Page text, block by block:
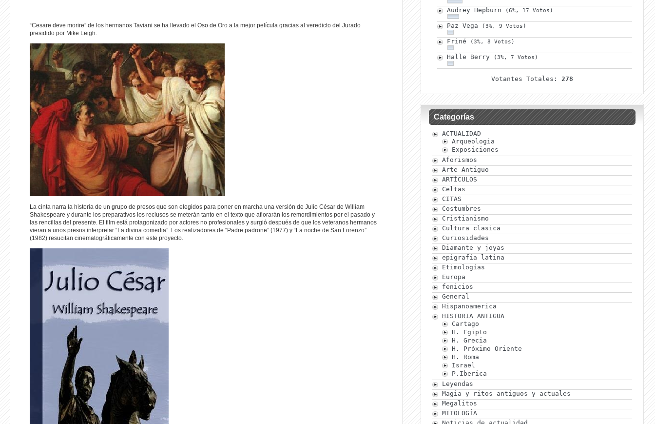
“Cesare deve morire” de los hermanos Taviani se ha llevado el Oso de Oro a la mejor película gracias al veredicto del Jurado
presidido por Mike Leigh.
La cinta narra la historia de un grupo de presos que son elegidos para poner en marcha una versión de Julio César de William
Shakespeare y durante los preparativos los reclusos se meterán tanto en el texto que aflorarán los remordimientos por el pasado y
las rencillas del presente. El film está protagonizado por actores no profesionales y surgió después de que los veteranos hermanos
vieran a unos presos interpretar “La divina comedia”. Los realizadores de “Padre padrone” (1977) y “La noche de San Lorenzo”
(1982) resucitan cinematográficamente con este proyecto.
Audrey Hepburn (6%, 17 Votos)
Paz Vega (3%, 9 Votos)
Friné (3%, 8 Votos)
Halle Berry (3%, 7 Votos)
Votantes Totales: 278
Categorías
ACTUALIDAD
Arqueologia
Exposiciones
Aforismos
Arte Antiguo
ARTÍCULOS
Celtas
CITAS
Costumbres
Cristianismo
Cultura clasica
Curiosidades
Diamante y joyas
epigrafia latina
Etimologías
Europa
fenicios
General
Hispanoamerica
HISTORIA ANTIGUA
Cartago
H. Egipto
H. Grecia
H. Próximo Oriente
H. Roma
Israel
P.Iberica
Leyendas
Magia y ritos antiguos y actuales
Megalitos
MITOLOGÍA